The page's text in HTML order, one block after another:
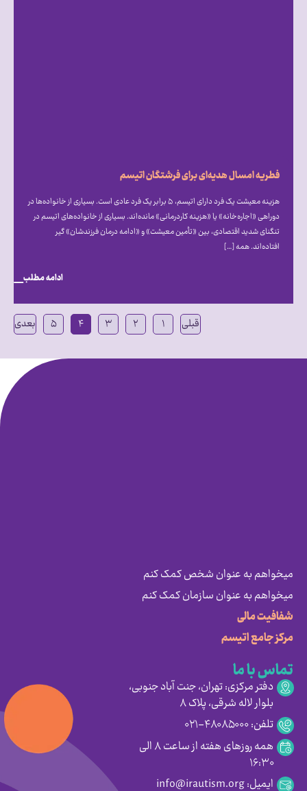
فطریه امسال هدیه‌ای برای فرشتگان اتیسم
هزینه معیشت یک فرد دارای اتیسم، ۵ برابر یک فرد عادی است. بسیاری از خانواده‌ها در
دوراهی «اجاره‌خانه» یا «هزینه کاردرمانی» مانده‌اند. بسیاری از خانواده‌های اتیسم در
تنگنای شدید اقتصادی، بین «تأمین معیشت» و «ادامه درمان فرزندشان» گیر
افتاده‌اند. همه […]
ادامه مطلب
قبلی ۱ ۲ ۳ ۴ ۵ بعدی
میخواهم به عنوان شخص کمک کنم
میخواهم به عنوان سازمان کمک کنم
شفافیت مالی
مرکز جامع اتیسم
تماس با ما
دفتر مرکزی: تهران، جنت آباد جنوبی،
بلوار لاله شرقی، پلاک ۸
تلفن: ۴۸۰۸۵۰۰۰-۰۲۱
همه روزهای هفته از ساعت ۸ الی
۱۶:۳۰
ایمیل: info@irautism.org